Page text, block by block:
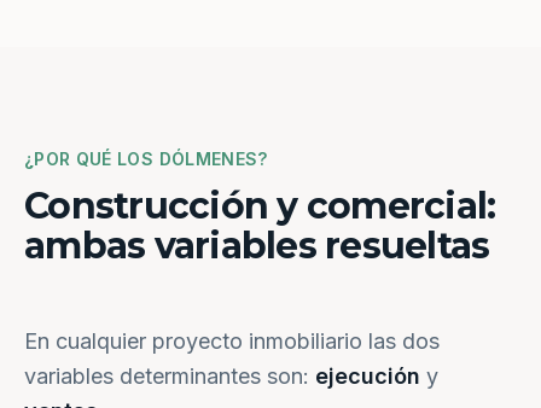
¿POR QUÉ LOS DÓLMENES?
Construcción y comercial:
ambas variables resueltas
En cualquier proyecto inmobiliario las dos
variables determinantes son: ejecución y